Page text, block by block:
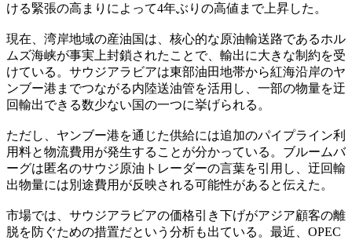
ける緊張の高まりによって4年ぶりの高値まで上昇した。
現在、湾岸地域の産油国は、核心的な原油輸送路であるホル
ムズ海峡が事実上封鎖されたことで、輸出に大きな制約を受
けている。サウジアラビアは東部油田地帯から紅海沿岸のヤ
ンブー港までつながる内陸送油管を活用し、一部の物量を迂
回輸出できる数少ない国の一つに挙げられる。
ただし、ヤンブー港を通じた供給には追加のパイプライン利
用料と物流費用が発生することが分かっている。ブルームバ
ーグは匿名のサウジ原油トレーダーの言葉を引用し、迂回輸
出物量には別途費用が反映される可能性があると伝えた。
市場では、サウジアラビアの価格引き下げがアジア顧客の離
脱を防ぐための措置だという分析も出ている。最近、OPEC